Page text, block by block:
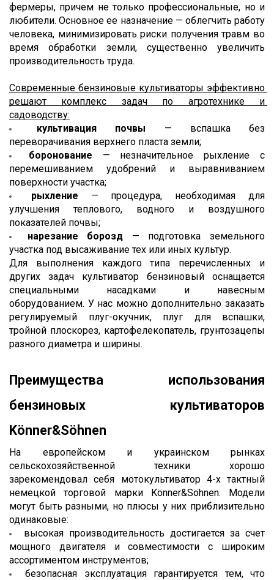
фермеры, причем не только профессиональные, но и
любители. Основное ее назначение — облегчить работу
человека, минимизировать риски получения травм во
время обработки земли, существенно увеличить
производительность труда.
Современные бензиновые культиваторы эффективно
решают комплекс задач по агротехнике и
садоводству:
культивация почвы — вспашка без
переворачивания верхнего пласта земли;
боронование — незначительное рыхление с
перемешиванием удобрений и выравниванием
поверхности участка;
рыхление — процедура, необходимая для
улучшения теплового, водного и воздушного
показателей почвы;
нарезание борозд — подготовка земельного
участка под высаживание тех или иных культур.
Для выполнения каждого типа перечисленных и
других задач культиватор бензиновый оснащается
специальными насадками и навесным
оборудованием. У нас можно дополнительно заказать
регулируемый плуг-окучник, плуг для вспашки,
тройной плоскорез, картофелекопатель, грунтозацепы
разного диаметра и ширины.
Преимущества использования
бензиновых культиваторов
Könner&Söhnen
На европейском и украинском рынках
сельскохозяйственной техники хорошо
зарекомендовал себя мотокультиватор 4-х тактный
немецкой торговой марки Könner&Söhnen. Модели
могут быть разными, но плюсы у них приблизительно
одинаковые:
высокая производительность достигается за счет
мощного двигателя и совместимости с широким
ассортиментом инструментов;
безопасная эксплуатация гарантируется тем, что